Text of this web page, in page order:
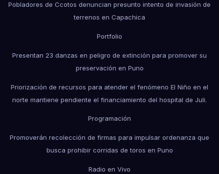
Pobladores de Ccotos denuncian presunto intento de invasión de
terrenos en Capachica
Portfolio
Presentan 23 danzas en peligro de extinción para promover su
preservación en Puno
Priorización de recursos para atender el fenómeno El Niño en el
norte mantiene pendiente el financiamiento del hospital de Juli.
Programación
Promoverán recolección de firmas para impulsar ordenanza que
busca prohibir corridas de toros en Puno
Radio en Vivo